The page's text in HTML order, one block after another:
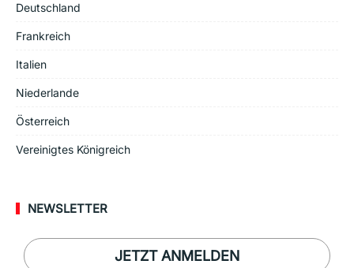
Deutschland
Frankreich
Italien
Niederlande
Österreich
Vereinigtes Königreich
NEWSLETTER
JETZT ANMELDEN